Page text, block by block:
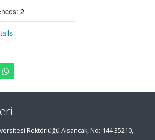
2
Rektörlüğü Alsancak, No: 144 35210,